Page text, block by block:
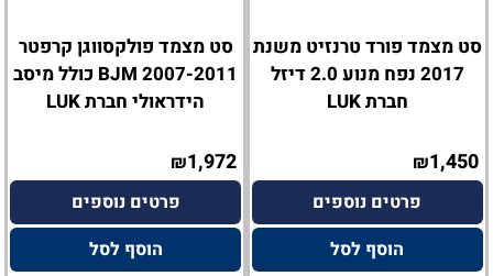
סט מצמד פורד טרנזיט משנת
2017 נפח מנוע 2.0 דיזל
חברת LUK
₪1,450
פרטים נוספים
הוסף לסל
סט מצמד פולקסווגן קרפטר
2007-2011 BJM כולל מיסב
הידראולי חברת LUK
₪1,972
פרטים נוספים
הוסף לסל